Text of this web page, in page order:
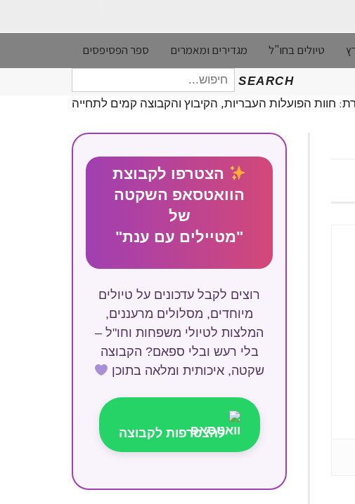
טיולים בחו"ל מגדירים ומאמרים ספר הפסיפסים
SEARCH
חיפוש
עבור:
חוות הפועלות העבריות, הקיבוץ והקבוצה קמים לתחייה
הצטרפו לקבוצת
הוואטסאפ השקטה
של
"מטיילים עם ענת"
רוצים לקבל עדכונים על טיולים
מיוחדים, מסלולים מרעננים,
המלצות לטיולי משפחות וחו"ל –
בלי רעש ובלי ספאם? הקבוצה
שקטה, איכותית ומלאה בתוכן
להצטרפות לקבוצה